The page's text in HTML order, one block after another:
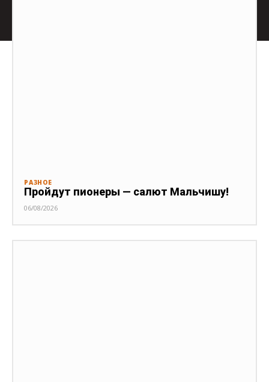
РАЗНОЕ
Пройдут пионеры — салют Мальчишу!
06/08/2026